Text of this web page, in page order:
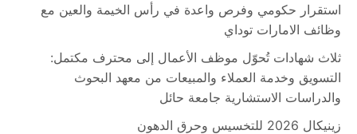
استقرار حكومي وفرص واعدة في رأس الخيمة والعين مع
وظائف الامارات توداي
ثلاث شهادات تُحوّل موظف الأعمال إلى محترف مكتمل:
التسويق وخدمة العملاء والمبيعات من معهد البحوث
والدراسات الاستشارية جامعة حائل
زينيكال 2026 للتخسيس وحرق الدهون